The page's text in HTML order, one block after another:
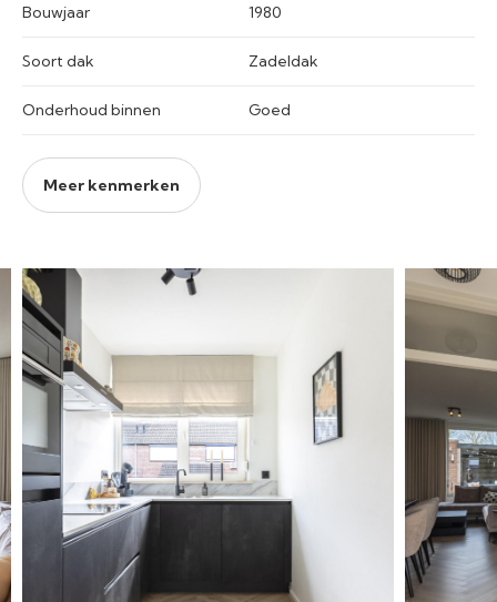
Bouwjaar 1980
Soort dak Zadeldak
Onderhoud binnen Goed
Meer kenmerken